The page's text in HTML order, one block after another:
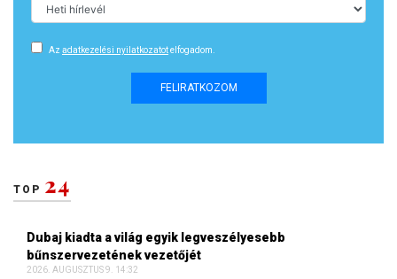
Az adatkezelési nyilatkozatotelfogadom.
FELIRATKOZOM
TOP 24
Dubaj kiadta a világ egyik legveszélyesebb
bűnszervezetének vezetőjét
2026. AUGUSZTUS 9. 14:32